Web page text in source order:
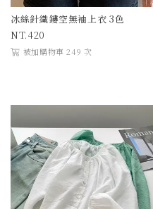
冰絲針織鏤空無袖上衣 3色
420
被加購物車 249 次